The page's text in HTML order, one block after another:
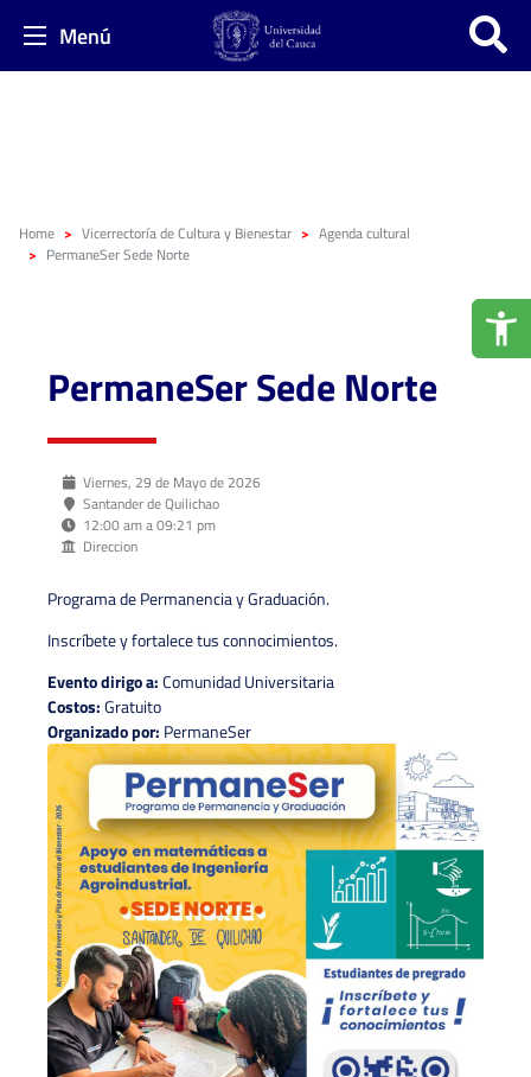
Menú
Home Vicerrectoría de Cultura y Bienestar
Agenda cultural
PermaneSer Sede Norte
PermaneSer Sede Norte
Viernes, 29 de Mayo de 2026
Santander de Quilichao
12:00 am a 09:21 pm
Direccion
Programa de Permanencia y Graduación.
Inscríbete y fortalece tus connocimientos.
Evento dirigo a:Comunidad Universitaria
Costos:Gratuito
Organizado por: PermaneSer